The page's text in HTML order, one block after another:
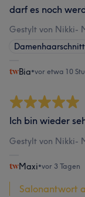
darf es noch
Gestylt von Nikki-
Damenhaarschnitt
Bia•vor etwa 10
Ich bin wieder
Gestylt von Nikki-
Maxi•vor 3 Tagen
Salonantwort